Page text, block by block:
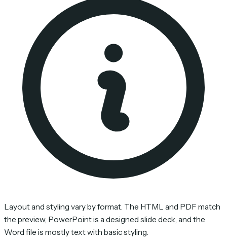
Layout and styling vary by format. The HTML and PDF match
the preview, PowerPoint is a designed slide deck, and the
Word file is mostly text with basic styling.